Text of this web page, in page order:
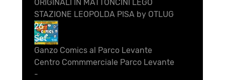
ORIGINALI IN MATTONCINI LEGO
STAZIONE LEOPOLDA PISA by OTLUG
26
Set
Ganzo Comics al Parco Levante
Centro Commmerciale Parco Levante
-